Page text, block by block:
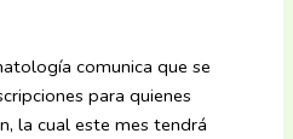
comunica que se
para quienes
la cual este mes tendrá